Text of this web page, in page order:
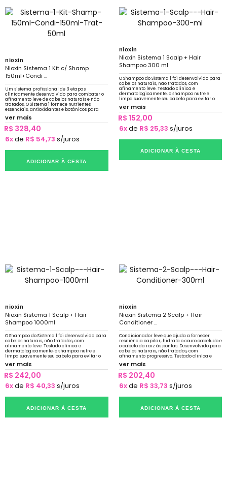
nioxin
Nioxin Sistema 1 Kit c/ Shamp
150ml+Condi ...
Um sistema profissional de 3 etapas
clinicamente desenvolvido para combater o
afinamento leve de cabelos naturais e não
tratados. O Sistema 1 fornece nutrientes
essenciais, antioxidantes e botânicos para
refrescar, nutrir e proteger
ver mais
R$ 328,40
6xde R$ 54,73 s/juros
ADICIONAR À CESTA
nioxin
Nioxin Sistema 1 Scalp + Hair
Shampoo 300 ml
O Shampoo do Sistema 1 foi desenvolvido para
cabelos naturais, não tratados, com
afinamento leve. Testado clínica e
dermatologicamente, o shampoo nutre e
limpa suavemente seu cabelo para evitar o
sebo que obstrui os folículos
ver mais
R$ 152,00
6xde R$ 25,33 s/juros
ADICIONAR À CESTA
nioxin
Nioxin Sistema 1 Scalp + Hair
Shampoo 1000ml
O Shampoo do Sistema 1 foi desenvolvido para
cabelos naturais, não tratados, com
afinamento leve. Testado clínica e
dermatologicamente, o shampoo nutre e
limpa suavemente seu cabelo para evitar o
sebo que obstrui os folículos.
ver mais
R$ 242,00
6xde R$ 40,33 s/juros
ADICIONAR À CESTA
nioxin
Nioxin Sistema 2 Scalp + Hair
Conditioner ...
Condicionador leve que ajuda a fornecer
resiliência capilar, hidrata o couro cabeludo e
o cabelo da raiz às pontas. Desenvolvido para
cabelos naturais, não tratados, com
afinamento progressivo. Testado clinica e
dermatologicamente.
ver mais
R$ 202,40
6xde R$ 33,73 s/juros
ADICIONAR À CESTA